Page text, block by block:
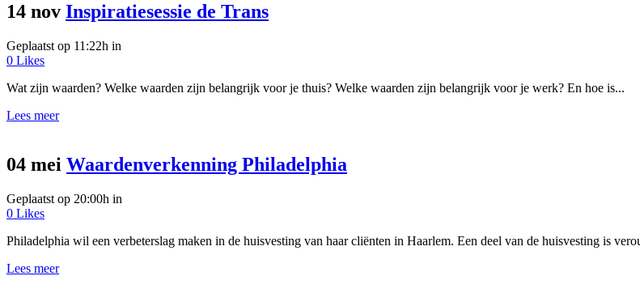
14 nov Inspiratiesessie de Trans
Geplaatst op 11:22h in
0 Likes
Wat zijn waarden? Welke waarden zijn belangrijk voor je thuis? Welke waarden zijn belangrijk voor je werk? En hoe is...
Lees meer
04 mei Waardenverkenning Philadelphia
Geplaatst op 20:00h in
0 Likes
Philadelphia wil een verbeterslag maken in de huisvesting van haar cliënten in Haarlem. Een deel van de huisvesting is
Lees meer